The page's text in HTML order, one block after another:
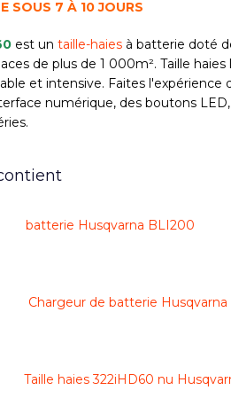
SOUS 7 À 10 JOURS
est un taille-haies à batterie doté
de plus de 1 000m². Taille
et intensive. Faites
numérique, des boutons
batterie Husqvarna BLI200
Chargeur de batterie
Taille haies 322iHD60 nu